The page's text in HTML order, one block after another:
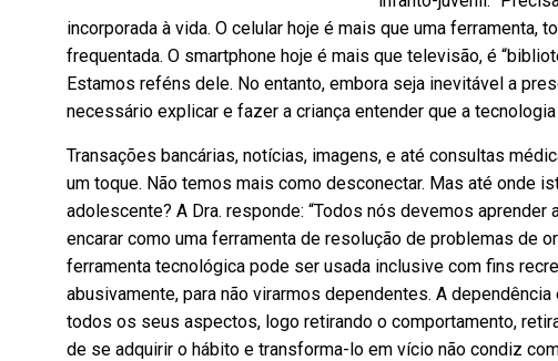
incorporada à vida. O celular hoje é mais que uma ferramenta,
frequentada. O smartphone hoje é mais que televisão, é
Estamos reféns dele. No entanto, embora seja inevitável a
necessário explicar e fazer a criança entender que a
Transações bancárias, notícias, imagens, e até consultas
um toque. Não temos mais como desconectar. Mas até onde
adolescente? A Dra. responde: “Todos nós devemos
encarar como uma ferramenta de resolução de problemas de
ferramenta tecnológica pode ser usada inclusive com fins
abusivamente, para não virarmos dependentes. A dependência
todos os seus aspectos, logo retirando o comportamento,
de se adquirir o hábito e transforma-lo em vício não condiz